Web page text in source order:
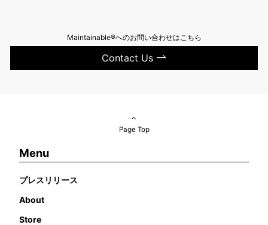
Maintainable®へのお問い合わせはこちら
Contact Us
Page Top
Menu
プレスリリース
About
Store